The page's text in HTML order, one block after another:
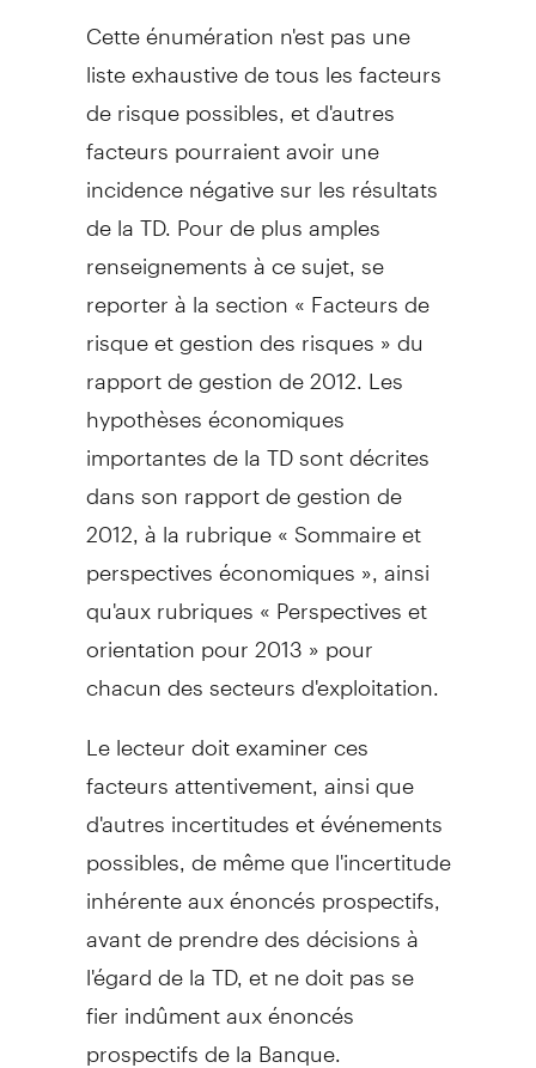
Cette énumération n'est pas une
liste exhaustive de tous les facteurs
de risque possibles, et d'autres
facteurs pourraient avoir une
incidence négative sur les résultats
de la TD. Pour de plus amples
renseignements à ce sujet, se
reporter à la section « Facteurs de
risque et gestion des risques » du
rapport de gestion de 2012. Les
hypothèses économiques
importantes de la TD sont décrites
dans son rapport de gestion de
2012, à la rubrique « Sommaire et
perspectives économiques », ainsi
qu'aux rubriques « Perspectives et
orientation pour 2013 » pour
chacun des secteurs d'exploitation.
Le lecteur doit examiner ces
facteurs attentivement, ainsi que
d'autres incertitudes et événements
possibles, de même que l'incertitude
inhérente aux énoncés prospectifs,
avant de prendre des décisions à
l'égard de la TD, et ne doit pas se
fier indûment aux énoncés
prospectifs de la Banque.